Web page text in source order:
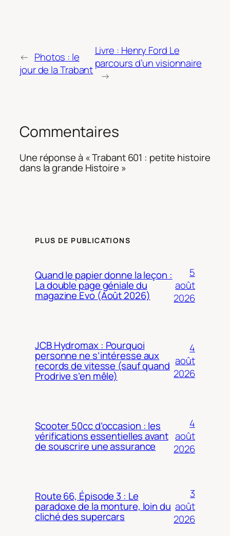
← Photos : le
jour de la Trabant
Livre : Henry Ford Le
parcours d’un visionnaire
→
Commentaires
Une réponse à « Trabant 601 : petite histoire
dans la grande Histoire »
PLUS DE PUBLICATIONS
Quand le papier donne la leçon :
La double page géniale du
magazine Evo (Août 2026)
5
août
2026
JCB Hydromax : Pourquoi
personne ne s’intéresse aux
records de vitesse (sauf quand
Prodrive s’en mêle)
4
août
2026
Scooter 50cc d’occasion : les
vérifications essentielles avant
de souscrire une assurance
4
août
2026
Route 66, Épisode 3 : Le
paradoxe de la monture, loin du
cliché des supercars
3
août
2026